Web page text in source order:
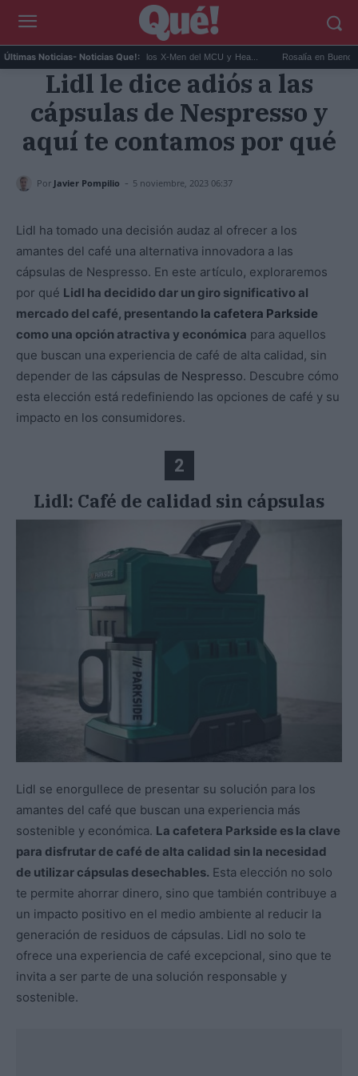
Últimas Noticias- Noticias Que!:
Kit Connor será Cíclope en los X-Men del MCU y Hea... Rosalía en Buenos
Lidl le dice adiós a las
cápsulas de Nespresso y
aquí te contamos por qué
Por Javier Pompilio - 5 noviembre, 2023 06:37
Lidl ha tomado una decisión audaz al ofrecer a los
amantes del café una alternativa innovadora a las
cápsulas de Nespresso. En este artículo, exploraremos
por qué Lidl ha decidido dar un giro significativo al
mercado del café, presentando la cafetera Parkside
como una opción atractiva y económica para aquellos
que buscan una experiencia de café de alta calidad, sin
depender de las cápsulas de Nespresso. Descubre cómo
esta elección está redefiniendo las opciones de café y su
impacto en los consumidores.
2
Lidl: Café de calidad sin cápsulas
Lidl se enorgullece de presentar su solución para los
amantes del café que buscan una experiencia más
sostenible y económica. La cafetera Parkside es la clave
para disfrutar de café de alta calidad sin la necesidad
de utilizar cápsulas desechables. Esta elección no solo
te permite ahorrar dinero, sino que también contribuye a
un impacto positivo en el medio ambiente al reducir la
generación de residuos de cápsulas. Lidl no solo te
ofrece una experiencia de café excepcional, sino que te
invita a ser parte de una solución responsable y
sostenible.